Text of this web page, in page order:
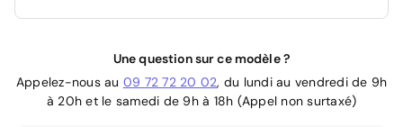
Une question sur ce modèle ?
Appelez-nous au 09 72 72 20 02, du lundi au vendredi de 9h
à 20h et le samedi de 9h à 18h (Appel non surtaxé)